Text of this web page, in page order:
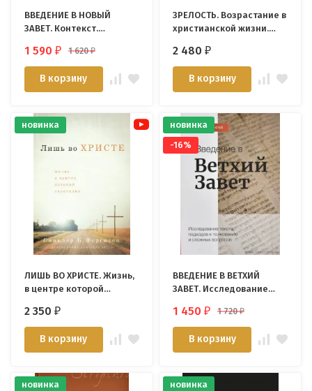
ВВЕДЕНИЕ В НОВЫЙ
ЗАВЕТ. Контекст.
Богословие. Дэвид
Фианси
1 590₽ 1 620₽
В корзину
ЗРЕЛОСТЬ. Возрастание в
христианской жизни.
2 480₽
В корзину
новинка
ЛИШЬ ВО ХРИСТЕ. Жизнь,
в центре которой
Фергюсон
2 350₽
В корзину
новинка
-16%
ВВЕДЕНИЕ В ВЕТХИЙ
ЗАВЕТ. Исследование
толкованию и сложных
вопросов. Джон
Голдингей
1 450₽ 1 720₽
В корзину
новинка новинка